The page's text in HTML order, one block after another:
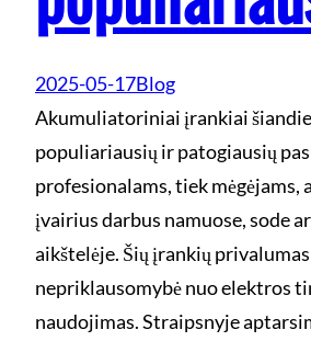
2025-05-17Blog
Akumuliatoriniai įrankiai
populiariausių ir patogiausių
profesionalams, tiek mėgėjams,
įvairius darbus namuose, sode
aikštelėje. Šių įrankių
nepriklausomybė nuo elektros
naudojimas. Straipsnyje